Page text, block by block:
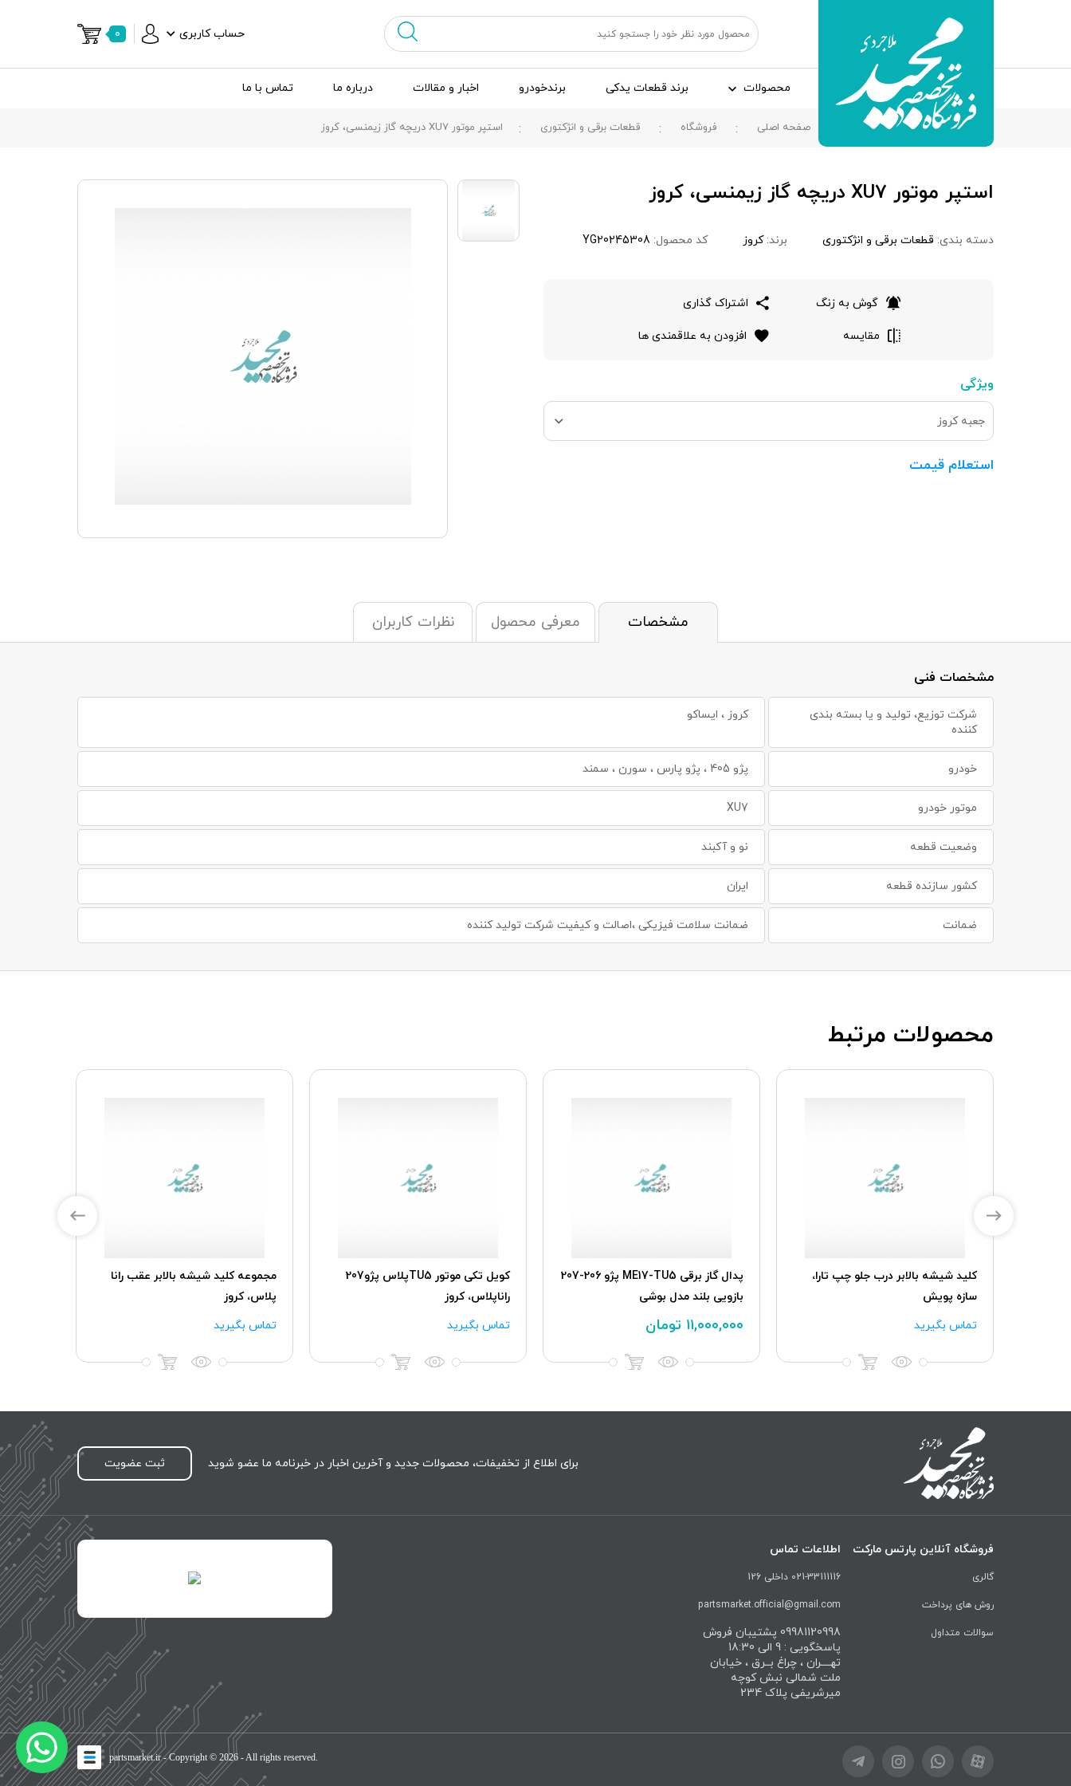
حساب کاربری ۰
محصولات برند قطعات یدکی برندخودرو اخبار و مقالات درباره ما تماس با ما
صفحه اصلی فروشگاه قطعات برقی و انژکتوری استپر موتور XU7 دريچه گاز زیمنسی، کروز
استپر موتور XU7 دريچه گاز زیمنسی، کروز
دسته بندی: قطعات برقی و انژکتوری برند:کروز کد محصول: YG20245308
گوش به زنگ اشتراک گذاری
مقایسه افزودن به علاقمندی ها
ویژگی
جعبه کروز
استعلام قیمت
مشخصات معرفی محصول نظرات کاربران
مشخصات فنی
شرکت توزیع، تولید و یا بسته بندی
کننده
کروز ، ایساکو
خودرو پژو 405 ، پژو پارس ، سورن ، سمند
موتور خودرو XU7
وضعیت قطعه نو و آکبند
کشور سازنده قطعه ایران
ضمانت ضمانت سلامت فیزیکی ،اصالت و کیفیت شرکت تولید کننده
محصولات مرتبط
کلید شیشه بالابر درب جلو چپ تارا،
سازه پویش
تماس بگیرید
پدال گاز برقی ME17-TU5 پژو 206-207
بازویی بلند مدل بوشی
۱۱,۰۰۰,۰۰۰ تومان
کويل تکی موتور TU5پلاس پژو207
راناپلاس، کروز
تماس بگیرید
مجموعه کلید شیشه بالابر عقب رانا
پلاس، کروز
تماس بگیرید
برای اطلاع از تخفیفات، محصولات جدید و آخرین اخبار در خبرنامه ما عضو شوید ثبت عضویت
فروشگاه آنلاین پارتس مارکت
گالری
روش های پرداخت
سوالات متداول
اطلاعات تماس
021-33111116 داخلی 126
partsmarket.official@gmail.com
09981120998 پشتیبان فروش
پاسخگویی : 9 الی 18:30
تهــــران ، چراغ بــرق ، خیابان
ملت شمالی نبش کوچه
میرشریفی پلاک 234
طراحی
سایت
partsmarket.ir- Copyright © 2026 - All rights reserved.